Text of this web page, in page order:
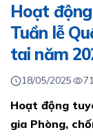
Hoạt
Tuần lễ
tai năm
18/05/2025
Hoạt động
gia Phòng,